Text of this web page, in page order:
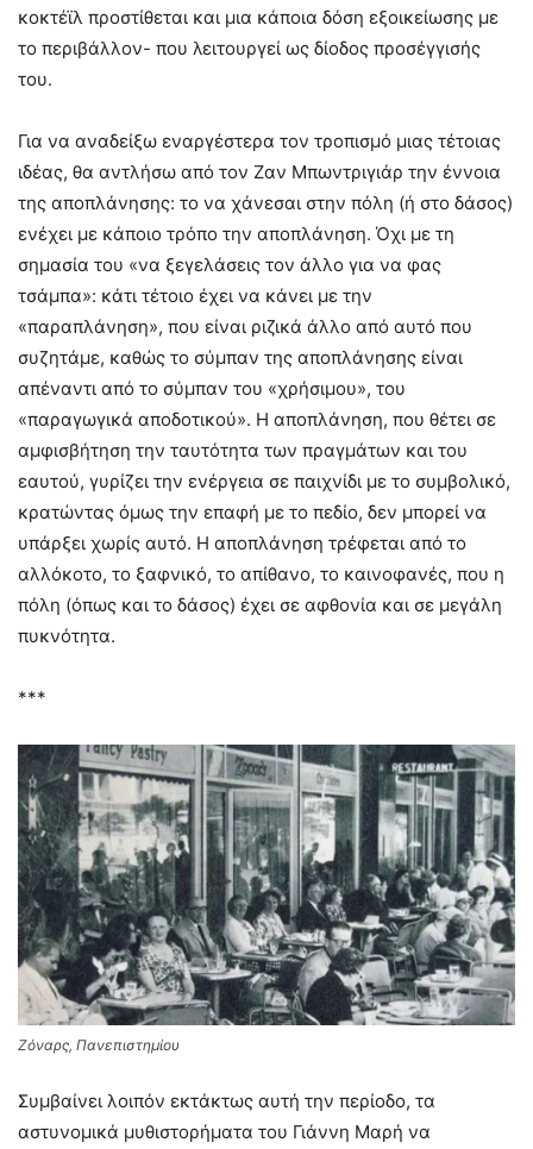
κοκτέϊλ προστίθεται και μια κάποια δόση εξοικείωσης με
το περιβάλλον- που λειτουργεί ως δίοδος προσέγγισής
του.
Για να αναδείξω εναργέστερα τον τροπισμό μιας τέτοιας
ιδέας, θα αντλήσω από τον Ζαν Μπωντριγιάρ την έννοια
της αποπλάνησης: το να χάνεσαι στην πόλη (ή στο δάσος)
ενέχει με κάποιο τρόπο την αποπλάνηση. Όχι με τη
σημασία του «να ξεγελάσεις τον άλλο για να φας
τσάμπα»: κάτι τέτοιο έχει να κάνει με την
«παραπλάνηση», που είναι ριζικά άλλο από αυτό που
συζητάμε, καθώς το σύμπαν της αποπλάνησης είναι
απέναντι από το σύμπαν του «χρήσιμου», του
«παραγωγικά αποδοτικού». Η αποπλάνηση, που θέτει σε
αμφισβήτηση την ταυτότητα των πραγμάτων και του
εαυτού, γυρίζει την ενέργεια σε παιχνίδι με το συμβολικό,
κρατώντας όμως την επαφή με το πεδίο, δεν μπορεί να
υπάρξει χωρίς αυτό. Η αποπλάνηση τρέφεται από το
αλλόκοτο, το ξαφνικό, το απίθανο, το καινοφανές, που η
πόλη (όπως και το δάσος) έχει σε αφθονία και σε μεγάλη
πυκνότητα.
***
Ζόναρς, Πανεπιστημίου
Συμβαίνει λοιπόν εκτάκτως αυτή την περίοδο, τα
αστυνομικά μυθιστορήματα του Γιάννη Μαρή να